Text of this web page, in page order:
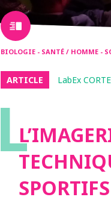
BIOLOGIE - SANTÉ / HOMME -
ARTICLE LabEx
L